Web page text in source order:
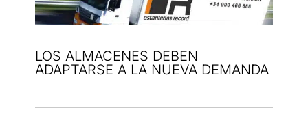
LOS ALMACENES DEBEN
ADAPTARSE A LA NUEVA DEMANDA